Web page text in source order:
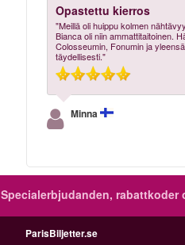
Opastettu kierros
"Meillä oli huippu kolmen
Bianca oli niin ammattitaitoinen.
Colosseumin, Fonumin ja
täydellisesti."
Minna
Specialerbjudanden, rabattkoder
ParisBiljetter.se